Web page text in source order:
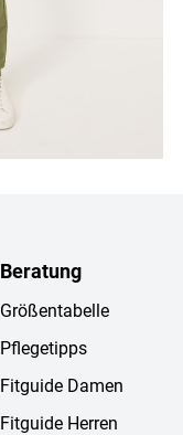
Beratung
Größentabelle
Pflegetipps
Fitguide Damen
Fitguide Herren